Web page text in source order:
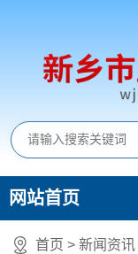
网站首页
首页 > 新闻资讯